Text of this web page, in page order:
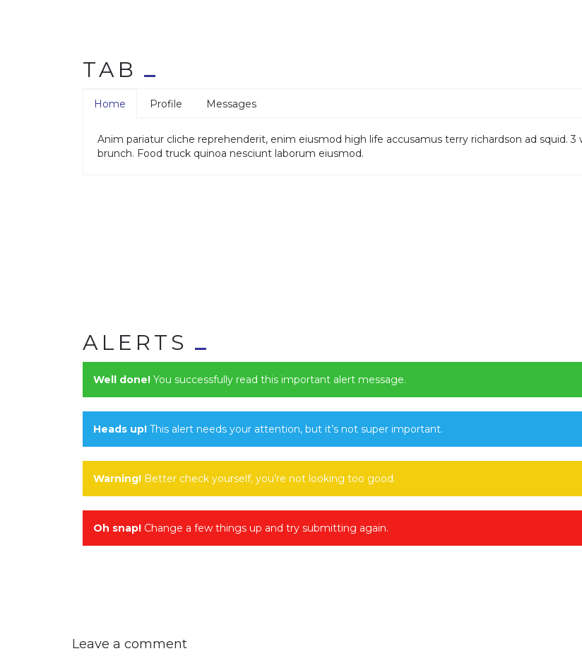
TAB
Home Profile Messages
Anim pariatur cliche reprehenderit, enim eiusmod high life accusamus terry richardson ad squid.
brunch. Food truck quinoa nesciunt laborum eiusmod.
ALERTS
Well done! You successfully read this important alert message.
Heads up! This alert needs your attention, but it’s not super important.
Warning! Better check yourself, you’re not looking too good.
Oh snap! Change a few things up and try submitting again.
Leave a comment